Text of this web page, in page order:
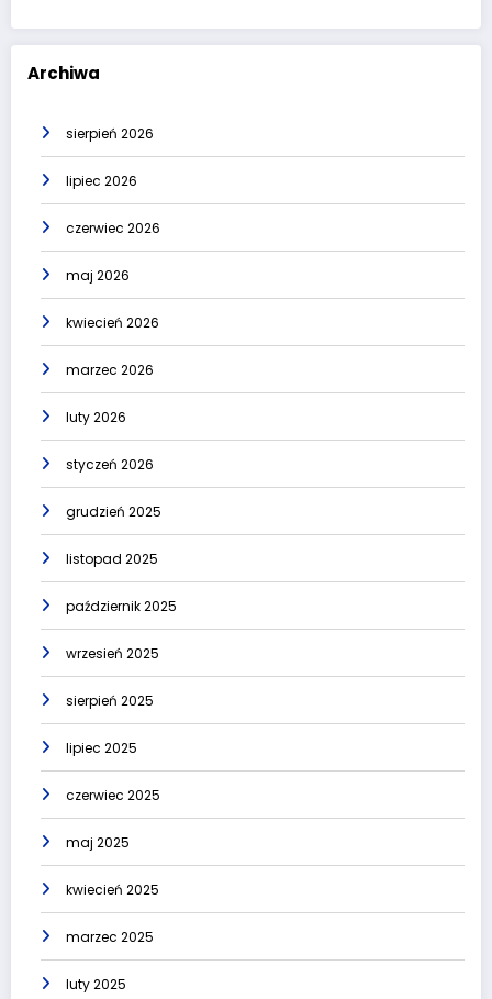
Archiwa
sierpień 2026
lipiec 2026
czerwiec 2026
maj 2026
kwiecień 2026
marzec 2026
luty 2026
styczeń 2026
grudzień 2025
listopad 2025
październik 2025
wrzesień 2025
sierpień 2025
lipiec 2025
czerwiec 2025
maj 2025
kwiecień 2025
marzec 2025
luty 2025